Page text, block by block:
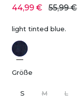
44,99 € 55,99 €
light tinted blue.
Größe
S M L